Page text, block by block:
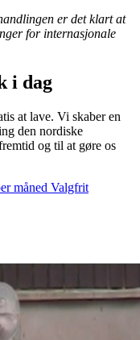
er det klart at
for internasjonale
i dag
at lave. Vi skaber en
den nordiske
og til at gøre os
måned Valgfrit